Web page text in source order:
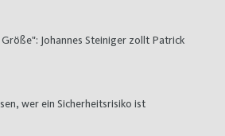
Johannes Steiniger zollt Patrick
wer ein Sicherheitsrisiko ist